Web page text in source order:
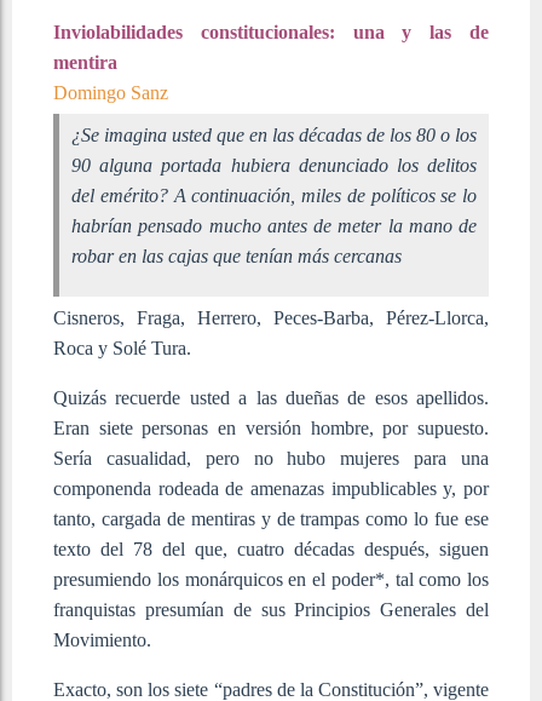
Inviolabilidades constitucionales: una y las de
mentira
Domingo Sanz
¿Se imagina usted que en las décadas de los 80 o los
90 alguna portada hubiera denunciado los delitos
del emérito? A continuación, miles de políticos se lo
habrían pensado mucho antes de meter la mano de
robar en las cajas que tenían más cercanas
Cisneros, Fraga, Herrero, Peces-Barba, Pérez-Llorca,
Roca y Solé Tura.
Quizás recuerde usted a las dueñas de esos apellidos.
Eran siete personas en versión hombre, por supuesto.
Sería casualidad, pero no hubo mujeres para una
componenda rodeada de amenazas impublicables y, por
tanto, cargada de mentiras y de trampas como lo fue ese
texto del 78 del que, cuatro décadas después, siguen
presumiendo los monárquicos en el poder*, tal como los
franquistas presumían de sus Principios Generales del
Movimiento.
Exacto, son los siete “padres de la Constitución”, vigente